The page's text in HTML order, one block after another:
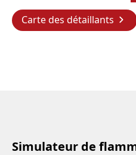
Carte des détaillants
Simulateur de